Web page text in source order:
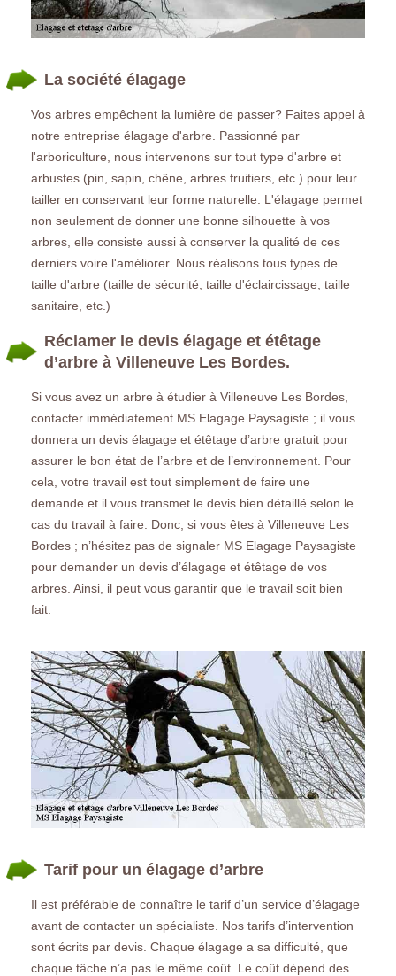
La société élagage
Vos arbres empêchent la lumière de passer? Faites appel à
notre entreprise élagage d'arbre. Passionné par
l'arboriculture, nous intervenons sur tout type d'arbre et
arbustes (pin, sapin, chêne, arbres fruitiers, etc.) pour leur
tailler en conservant leur forme naturelle. L'élagage permet
non seulement de donner une bonne silhouette à vos
arbres, elle consiste aussi à conserver la qualité de ces
derniers voire l'améliorer. Nous réalisons tous types de
taille d'arbre (taille de sécurité, taille d'éclaircissage, taille
sanitaire, etc.)
Réclamer le devis élagage et étêtage
d’arbre à Villeneuve Les Bordes.
Si vous avez un arbre à étudier à Villeneuve Les Bordes,
contacter immédiatement MS Elagage Paysagiste ; il vous
donnera un devis élagage et étêtage d’arbre gratuit pour
assurer le bon état de l’arbre et de l’environnement. Pour
cela, votre travail est tout simplement de faire une
demande et il vous transmet le devis bien détaillé selon le
cas du travail à faire. Donc, si vous êtes à Villeneuve Les
Bordes ; n’hésitez pas de signaler MS Elagage Paysagiste
pour demander un devis d’élagage et étêtage de vos
arbres. Ainsi, il peut vous garantir que le travail soit bien
fait.
Tarif pour un élagage d’arbre
Il est préférable de connaître le tarif d’un service d’élagage
avant de contacter un spécialiste. Nos tarifs d’intervention
sont écrits par devis. Chaque élagage a sa difficulté, que
chaque tâche n’a pas le même coût. Le coût dépend des